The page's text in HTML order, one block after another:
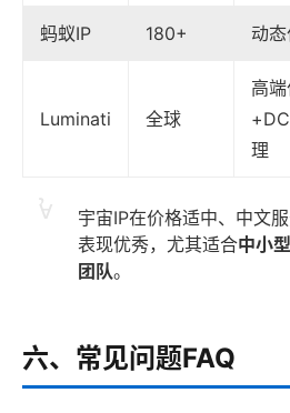
蚂蚁IP 180+ 动
Luminati 全球
高
理
宇宙IP在价格适中、中文
表现优秀，尤其适合中小
团队。
六、常见问题FAQ